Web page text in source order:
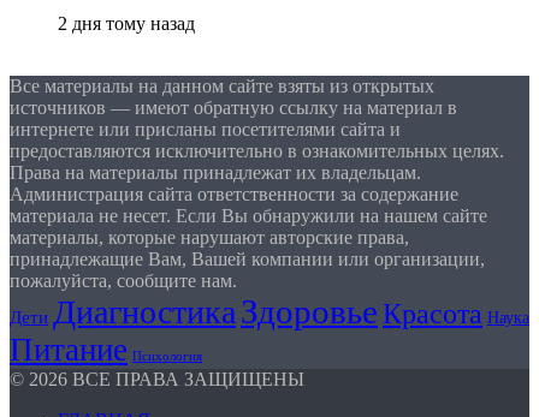
2 дня тому назад
Все материалы на данном сайте взяты из открытых
источников — имеют обратную ссылку на материал в
интернете или присланы посетителями сайта и
предоставляются исключительно в ознакомительных целях.
Права на материалы принадлежат их владельцам.
Администрация сайта ответственности за содержание
материала не несет. Если Вы обнаружили на нашем сайте
материалы, которые нарушают авторские права,
принадлежащие Вам, Вашей компании или организации,
пожалуйста, сообщите нам.
Дети ДиагностикаЗдоровьеКрасота Наука
Питание Психология
© 2026 ВСЕ ПРАВА ЗАЩИЩЕНЫ